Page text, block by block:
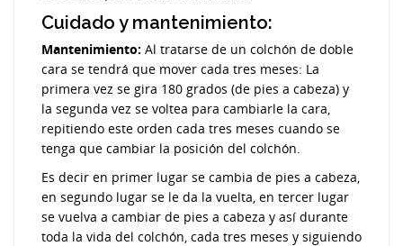
Cuidado y mantenimiento:
Mantenimiento: Al tratarse de un colchón de doble
cara se tendrá que mover cada tres meses: La
primera vez se gira 180 grados (de pies a cabeza) y
la segunda vez se voltea para cambiarle la cara,
repitiendo este orden cada tres meses cuando se
tenga que cambiar la posición del colchón.
Es decir en primer lugar se cambia de pies a cabeza,
en segundo lugar se le da la vuelta, en tercer lugar
se vuelva a cambiar de pies a cabeza y así durante
toda la vida del colchón, cada tres meses y siguiendo